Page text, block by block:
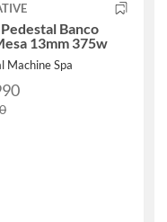
Banco
13mm 375w
Machine Spa